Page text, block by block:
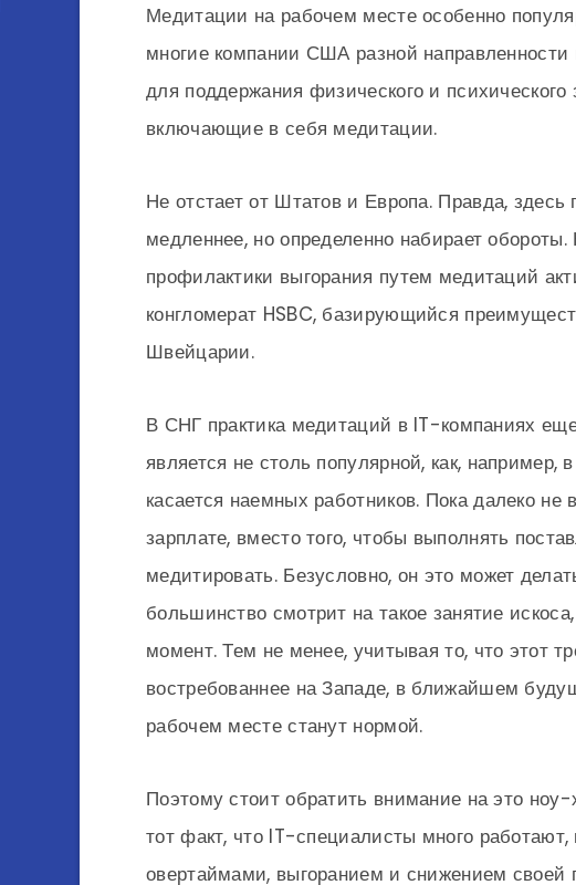
Медитации на рабочем месте особенно
многие компании США разной
для поддержания физического и психического
включающие в себя медитации.
Не отстает от Штатов и Европа. Правда, здесь
медленнее, но определенно набирает
профилактики выгорания путем медитаций
конгломерат HSBC, базирующийся
Швейцарии.
В СНГ практика медитаций в IT-компаниях
является не столь популярной, как,
касается наемных работников. Пока далеко не
зарплате, вместо того, чтобы выполнять
медитировать. Безусловно, он это может
большинство смотрит на такое занятие
момент. Тем не менее, учитывая то, что этот
востребованнее на Западе, в ближайшем
рабочем месте станут нормой.
Поэтому стоит обратить внимание на это
тот факт, что IT-специалисты много работают,
овертаймами, выгоранием и снижением своей